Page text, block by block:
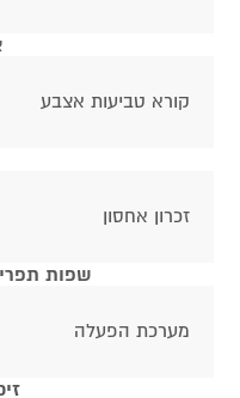
קורא טביעות אצבע
זכרון אחסון
שפות
מערכת הפעלה